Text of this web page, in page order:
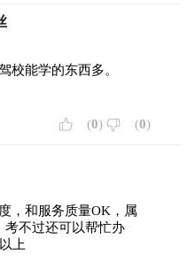
明，是一所设施全、环境
养上千人才。 公司全面按照
，实行人性化管理，培训项
一人一车，一人一教练”培训
，训练场地交通方便，公交
语花香，形成公园式训练
服务质量赢得了广大学员及
个场地，分别为罗文场、明
五一场、明阳场、亭洪场、
场、长堽场、大沙田场、玉
校能学的东西多。
(0) (0)
，和服务质量OK，属
考不过还可以帮忙办
上